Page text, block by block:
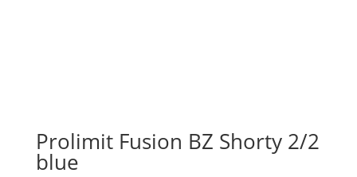
Prolimit Fusion BZ Shorty 2/2
blue